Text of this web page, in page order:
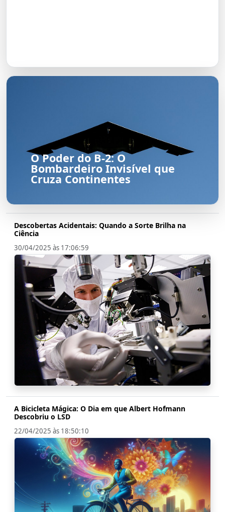
O Poder do B-2: O
Bombardeiro Invisível que
Cruza Continentes
Descobertas Acidentais: Quando a Sorte Brilha na
Ciência
30/04/2025 às 17:06:59
A Bicicleta Mágica: O Dia em que Albert Hofmann
Descobriu o LSD
22/04/2025 às 18:50:10